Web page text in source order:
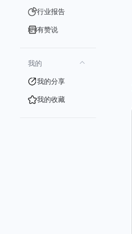
行业报告
有赞说
我的
我的分享
我的收藏